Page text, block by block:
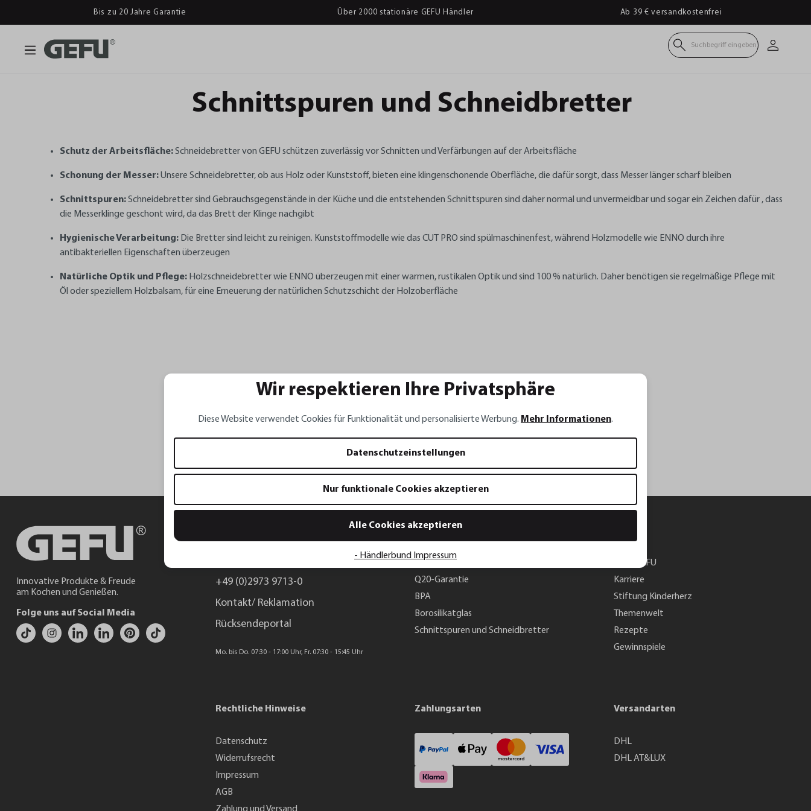
Bis zu 20 Jahre Garantie Über 2000 stationäre GEFU Händler Ab 39 € versandkostenfrei
Suchbegriff eingeben
Schnittspuren und Schneidbretter
Schutz der Arbeitsfläche:Schneidebretter von GEFU schützen zuverlässig vor Schnitten und Verfärbungen auf der Arbeitsfläche​
Schonung der Messer:Unsere Schneidebretter, ob aus Holz oder Kunststoff, bieten eine klingenschonende Oberfläche, die dafür sorgt, dass Messer länger scharf bleiben​
Schnittspuren:Schneidebretter sind Gebrauchsgegenstände in der Küche und die entstehenden Schnittspuren sind daher normal und unvermeidbar und sogar ein Zeichen dafür , dass
die Messerklinge geschont wird, da das Brett der Klinge nachgibt
Hygienische Verarbeitung: Die Bretter sind leicht zu reinigen. Kunststoffmodelle wie das CUT PRO sind spülmaschinenfest, während Holzmodelle wie ENNO durch ihre
antibakteriellen Eigenschaften überzeugen
Natürliche Optik und Pflege: Holzschneidebretter wie ENNO überzeugen mit einer warmen, rustikalen Optik und sind 100 % natürlich. Daher benötigen sie regelmäßige Pflege mit
Öl oder speziellem Holzbalsam, für eine Erneuerung der natürlichen Schutzschicht der Holzoberfläche
Innovative Produkte & Freude
am Kochen und Genießen.
Folge uns auf Social Media
Unterstützung und Beratung unter:
+49 (0)2973 9713-0
Kontakt/ Reklamation
Rücksendeportal
Mo. bis Do. 07:30 - 17:00 Uhr, Fr. 07:30 - 15:45 Uhr
Informationen
Q5-Garantie
Q20-Garantie
BPA
Borosilikatglas
Schnittspuren und Schneidbretter
Über GEFU
Karriere
Stiftung Kinderherz
Themenwelt
Rezepte
Gewinnspiele
Rechtliche Hinweise
Datenschutz
Widerrufsrecht
Impressum
AGB
Zahlungsarten Versandarten
DHL
DHL AT&LUX
Wir respektieren Ihre Privatsphäre
Diese Website verwendet Cookies für Funktionalität und personalisierte Werbung. Mehr Informationen.
Datenschutzeinstellungen
Nur funktionale Cookies akzeptieren
Alle Cookies akzeptieren
- Händlerbund Impressum